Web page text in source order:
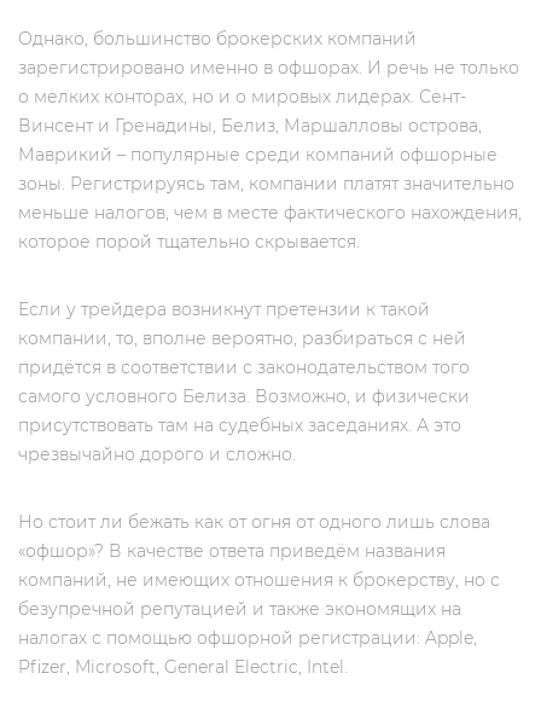
Однако, большинство брокерских компаний
зарегистрировано именно в офшорах. И речь не только
о мелких конторах, но и о мировых лидерах. Сент-
Винсент и Гренадины, Белиз, Маршалловы острова,
Маврикий – популярные среди компаний офшорные
зоны. Регистрируясь там, компании платят значительно
меньше налогов, чем в месте фактического нахождения,
которое порой тщательно скрывается.
Если у трейдера возникнут претензии к такой
компании, то, вполне вероятно, разбираться с ней
придётся в соответствии с законодательством того
самого условного Белиза. Возможно, и физически
присутствовать там на судебных заседаниях. А это
чрезвычайно дорого и сложно.
Но стоит ли бежать как от огня от одного лишь слова
«офшор»? В качестве ответа приведём названия
компаний, не имеющих отношения к брокерству, но c
безупречной репутацией и также экономящих на
налогах с помощью офшорной регистрации: Apple,
Pfizer, Microsoft, General Electric, Intel.